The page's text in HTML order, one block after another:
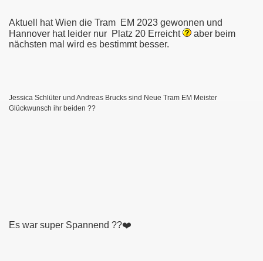
Aktuell hat Wien die Tram EM 2023 gewonnen und
Hannover hat leider nur Platz 20 Erreicht
aber beim
nächsten mal wird es bestimmt besser.
Jessica Schlüter und Andreas Brucks sind Neue Tram EM Meister
Glückwunsch ihr beiden ??
Es war super Spannend ??❤️
Städte Warum die Neue Strassenbahn 3000er ist ?